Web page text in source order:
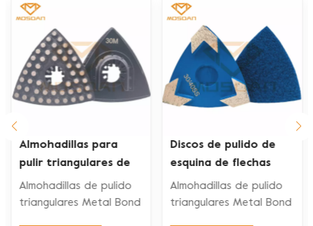
Discos de pulido de
esquina de flechas
triples triangulares
con velcro de 3
Almohadillas de pulido
triangulares Metal Bond
Almohadillas para
pulir esquinas
triangulares de 3
pulgadas, flechas
Almohadillas de pulido
triangulares Metal Bond